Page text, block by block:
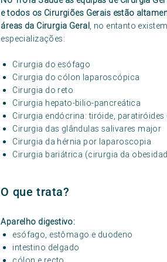
e todos os Cirurgiões Gerais estão
áreas da Cirurgia Geral, no entanto
especializações:
Cirurgia do esófago
Cirurgia do cólon laparoscópica
Cirurgia do reto
Cirurgia hepato-bilio-pancreática
Cirurgia endócrina: tiróide, paratiróides
Cirurgia das glândulas salivares major
Cirurgia da hérnia por laparoscopia
Cirurgia bariátrica (cirurgia da
O que trata?
Aparelho digestivo:
esófago, estômago e duodeno
intestino delgado